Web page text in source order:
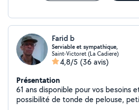
Farid b
Serviable et sympathique,
Saint-Victoret (La Cadiere)
4,8/5 (36 avis)
Présentation
61 ans disponible pour vos besoins et petits bricolage.
possibilité de tonde de pelouse,